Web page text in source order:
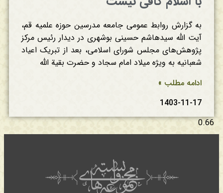
به گزارش روابط عمومی جامعه مدرسین حوزه علمیه قم،
آیت الله سیدهاشم حسینی بوشهری در دیدار رئیس مرکز
پژوهش‌های مجلس شورای اسلامی، بعد از تبریک اعیاد
شعبانیه به ویژه میلاد امام سجاد و حضرت بقیة الله
ادامه مطلب »
1403-11-17